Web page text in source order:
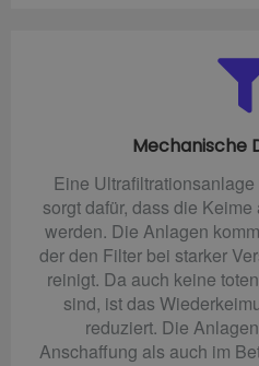
Mechanische
Eine
sorgt dafür, dass die
werden. Die Anlagen
der den Filter bei starker
reinigt. Da auch keine
sind, ist das
reduziert. Die
Anschaffung als auch im